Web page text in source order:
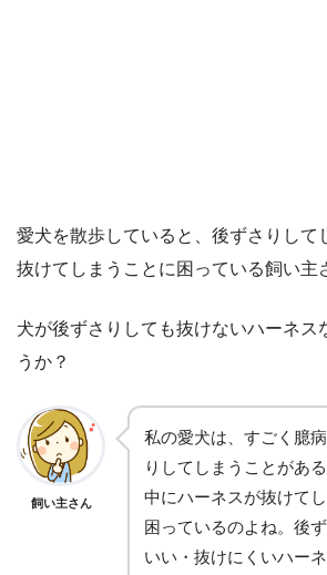
愛犬を散歩していると、後ずさりして
抜けてしまうことに困っている飼い主
犬が後ずさりしても抜けないハーネス
うか？
飼い主さん
私の愛犬は、すごく臆
りしてしまうことがあ
中にハーネスが抜けて
困っているのよね。後
いい・抜けにくいハー